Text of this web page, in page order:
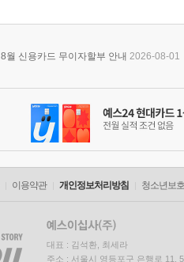
8월 신용카드 무이자할부 안내 2026-08-01
이용약관 개인정보처리방침 청소년보
대표 : 김석환, 최세라
주소 : 서울시 영등포구 은행로 11,